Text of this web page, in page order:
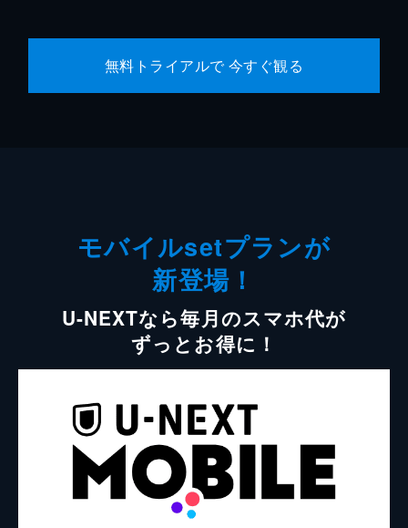
無料トライアルで 今すぐ観る
モバイルsetプランが
新登場！
U-NEXTなら毎月のスマホ代が
ずっとお得に！